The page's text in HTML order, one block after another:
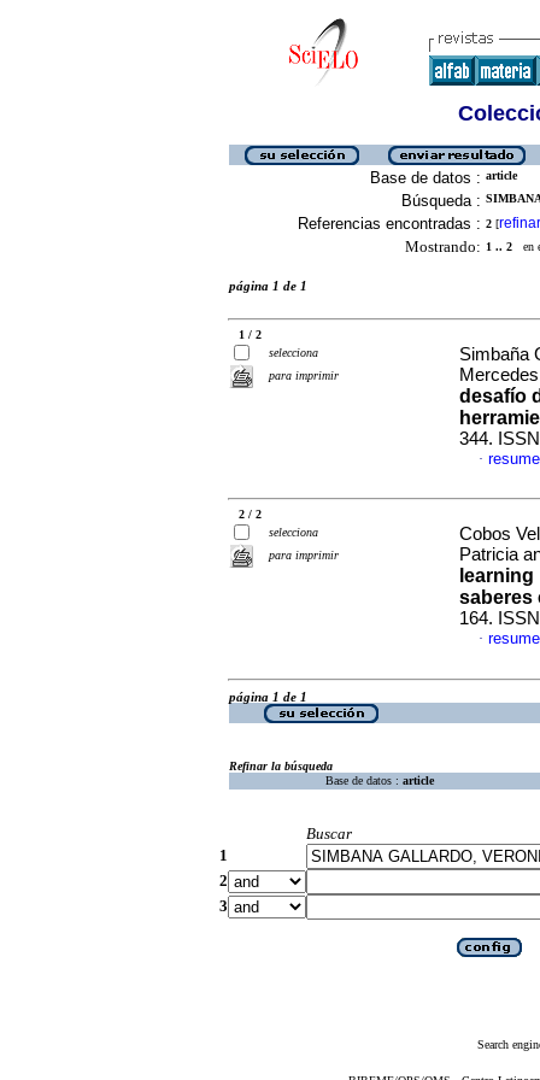
Base de datos : article
Búsqueda :
Referencias encontradas : 2 [refinar
Mostrando: 1 .. 2 en
página 1 de 1
1 / 2
selecciona
para imprimir
Simbaña
desafío
344.
·
2 / 2
selecciona
para imprimir
Cobos
Patricia
saberes
164.
·
página 1 de 1
Refinar la búsqueda
Base de datos : article
Buscar
1
2
3
Search